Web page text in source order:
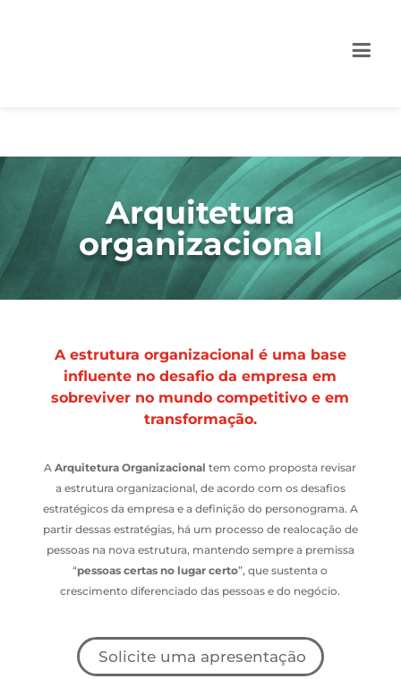
Arquitetura
organizacional
A estrutura organizacional é uma base
influente no desafio da empresa em
sobreviver no mundo competitivo e em
transformação.
AArquitetura Organizacional tem como proposta revisar
a estrutura organizacional, de acordo com os desafios
estratégicos da empresa e a definição do personograma. A
partir dessas estratégias, há um processo de realocação de
pessoas na nova estrutura, mantendo sempre a premissa
“pessoas certas no lugar certo”, que sustenta o
crescimento diferenciado das pessoas e do negócio.
Solicite uma apresentação